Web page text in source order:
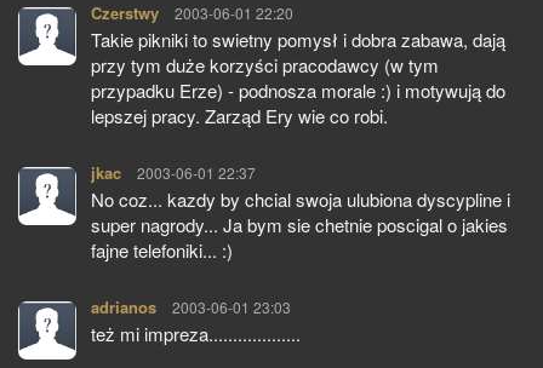
Czerstwy pisze:
2003-06-01 22:20
Takie pikniki to swietny pomysł i dobra zabawa, dają
przy tym duże korzyści pracodawcy (w tym
przypadku Erze) - podnosza morale :) i motywują do
lepszej pracy. Zarząd Ery wie co robi.
jkac pisze:
2003-06-01 22:37
No coz... kazdy by chcial swoja ulubiona dyscypline i
super nagrody... Ja bym sie chetnie poscigal o jakies
fajne telefoniki... :)
adrianos pisze:
2003-06-01 23:03
też mi impreza...................